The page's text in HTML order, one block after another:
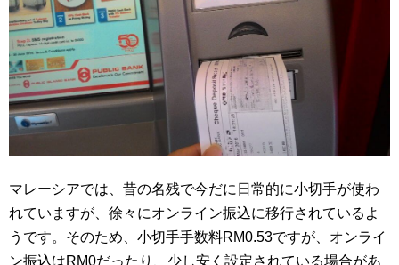
マレーシアでは、昔の名残で今だに日常的に小切手が使わ
れていますが、徐々にオンライン振込に移行されているよ
うです。そのため、小切手手数料RM0.53ですが、オンライ
ン振込はRM0だったり、少し安く設定されている場合があ